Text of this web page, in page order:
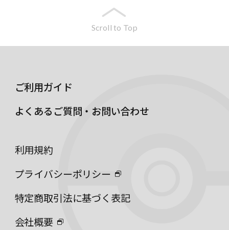
Scroll to Top
ご利用ガイド
よくあるご質問・お問い合わせ
利用規約
プライバシーポリシー
特定商取引法に基づく表記
会社概要